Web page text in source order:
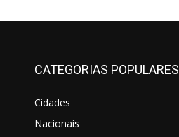
CATEGORIAS POPULARES
Cidades
Nacionais